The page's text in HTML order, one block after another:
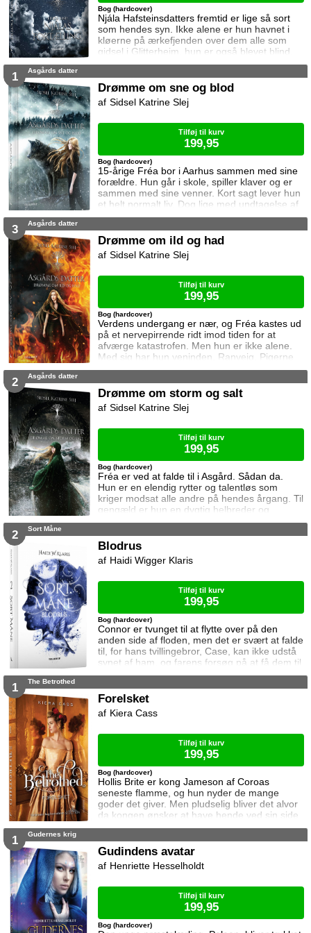
Njála Hafsteinsdatters fremtid er lige så sort
som hendes syn. Ikke alene er hun havnet i
kløerne på ærkefjenden over dem alle som
gidsel i Glitterheim, hun er også blevet blind.
Omkring hende brænder verden, og den
Vølsungeslægten og ættens fjender truer med
at splintre resterne af hendes familie. Men
netop som alt ser sortest ud, tændes et håb da
Bog (hardcover)
1 Asgårds datter
Drømme om sne og blod
15-årige Fréa bor i Aarhus sammen med sine
forældre. Hun går i skole, spiller klaver og er
sammen med sine venner. Kort sagt lever hun
et helt normalt liv. Dog lige med undtagelse af
at hendes drømme har en ubehagelig tendens
indbrud i hjemmet, kæmper hendes mor imod
et mystisk væsen og afslører herefter en stor
familiehemmelighed. Hun og faren kommer fra
Bog (hardcover)
Sidsel Katrine Slej
Tilføj til kurv
199,95
3 Asgårds datter
Drømme om ild og had
Verdens undergang er nær, og Fréa kastes ud
på et nervepirrende ridt imod tiden for at
afværge katastrofen. Men hun er ikke alene.
Med sig har hun veninden, Ranveig. Pigerne
tager på en hæsblæsende rejse som fører
møder de Muspelheims rædselsvækkende
ildjætter; Asgårds ærkefjende nummer et som
truer med at angribe og brænde de levendes
Bog (hardcover)
Sidsel Katrine Slej
Tilføj til kurv
199,95
2 Asgårds datter
Drømme om storm og salt
Fréa er ved at falde til i Asgård. Sådan da.
Hun er en elendig rytter og talentløs som
kriger modsat alle andre på hendes årgang. Til
gengæld er hun en dygtig helbreder og
besidder desuden en helt særlig evne inden
sig i Asgård, og Fréa hjemsøges af drømme
sender hende ud på en farefuld rejse hvor det
Bog (hardcover)
Sidsel Katrine Slej
Tilføj til kurv
199,95
2 Sort Måne
Blodrus
Connor er tvunget til at flytte over på den
anden side af floden, men det er svært at falde
til, for hans tvillingebror, Case, kan ikke udstå
synet af ham, og farens forsøg på at få dem til
at blive venner fejler gang på gang. Selvom
som mener han ikke hører til i deres samfund,
gøre op med sig selv om han er villig til at tage
Bog (hardcover)
Haidi Wigger Klaris
Tilføj til kurv
199,95
1 The Betrothed
Forelsket
Hollis Brite er kong Jameson af Coroas
seneste flamme, og hun nyder de mange
goder det giver. Men pludselig bliver det alvor
da kongen ønsker at have hende ved sin side
under det kommende statsbesøg fra
hvad der skal til for at være dronning. Og da
liv, bliver hun ydermere i tvivl om det
Bog (hardcover)
Kiera Cass
Tilføj til kurv
199,95
1 Gudernes krig
Gudindens avatar
Bog (hardcover)
Henriette Hesselholdt
Tilføj til kurv
199,95